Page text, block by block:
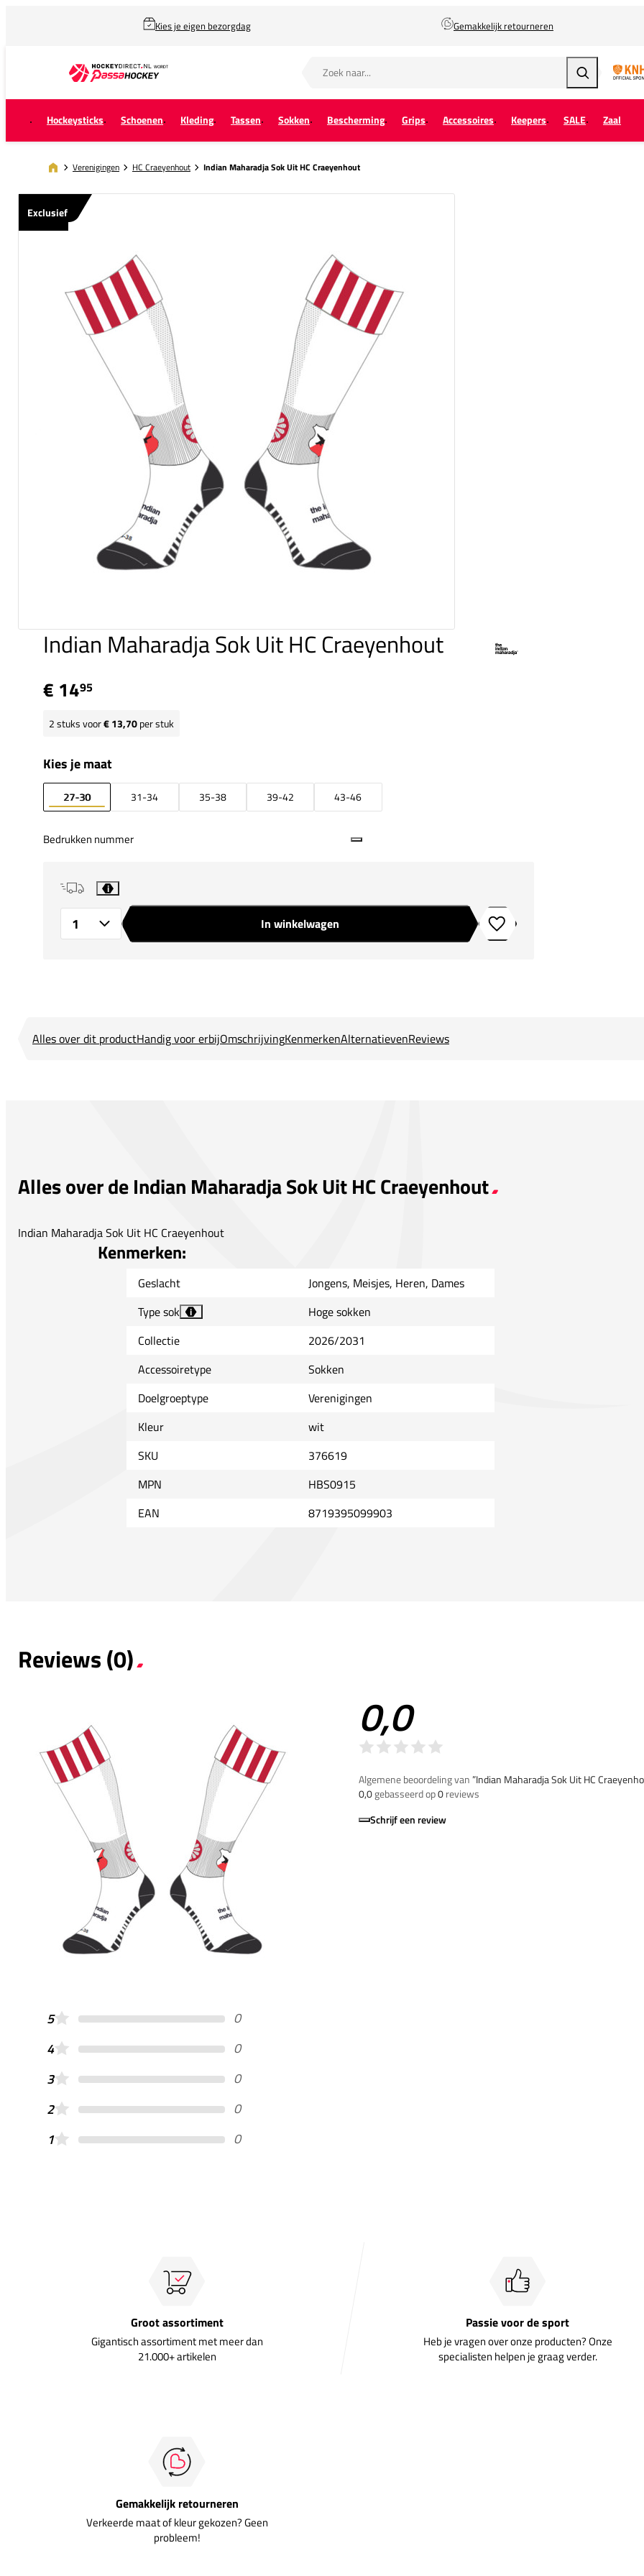
Kies je eigen bezorgdag Gemakkelijk retourneren
Zoeken
Hockeysticks Schoenen Kleding Tassen Sokken Bescherming Grips Accessoires Keepers SALE Zaal
Verenigingen HC Craeyenhout Indian Maharadja Sok Uit HC Craeyenhout
Exclusief
Indian Maharadja Sok Uit HC Craeyenhout
€ 1495
2stuks voor€ 13,70per stuk
Kies je maat
27-30 31-34 35-38 39-42 43-46
Bedrukken nummer
i
In winkelwagen Toevoegen aan verlanglijstje
Alles over dit productHandig voor erbijOmschrijvingKenmerkenAlternatievenReviews
Alles over de Indian Maharadja Sok Uit HC Craeyenhout
Indian Maharadja Sok Uit HC Craeyenhout
Kenmerken:
Geslacht
Jongens, Meisjes, Heren, Dames
Type sok
i
Hoge sokken
Collectie
2026/2031
Accessoiretype
Sokken
Doelgroeptype
Verenigingen
Kleur
wit
SKU
376619
MPN
HBS0915
EAN
8719395099903
Reviews (0)
0,0
Algemene beoordeling van”Indian Maharadja Sok Uit HC
0,0gebasseerd op0reviews
Schrijf een review
5
0
4
0
3
0
2
0
1
0
Groot assortiment
Gigantisch assortiment met meer dan
21.000+ artikelen
Passie voor de sport
Heb je vragen over onze producten? Onze
specialisten helpen je graag verder.
Gemakkelijk retourneren
Verkeerde maat of kleur gekozen? Geen
probleem!